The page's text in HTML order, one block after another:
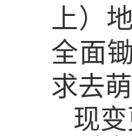
上）
全面
求去
现变